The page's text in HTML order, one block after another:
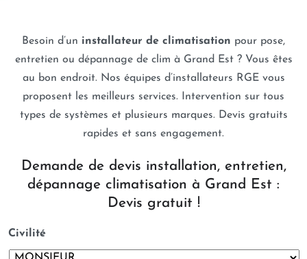
Besoin d’un installateur de climatisation pour pose,
entretien ou dépannage de clim à Grand Est ? Vous êtes
au bon endroit. Nos équipes d’installateurs RGE vous
proposent les meilleurs services. Intervention sur tous
types de systèmes et plusieurs marques. Devis gratuits
rapides et sans engagement.
Demande de devis installation, entretien,
dépannage climatisation à Grand Est :
Devis gratuit !
Civilité